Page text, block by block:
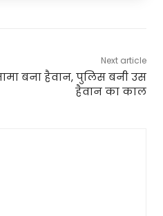
Next article
बना हैवान, पुलिस बनी उस
हैवान का काल